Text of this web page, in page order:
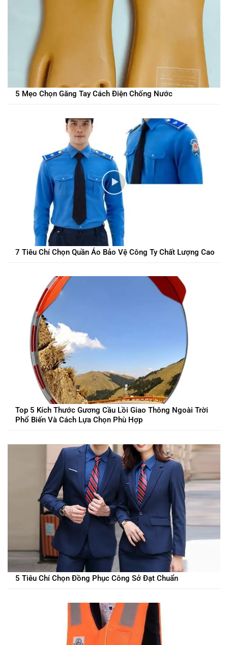
5 Mẹo Chọn Găng Tay Cách Điện Chống Nước
7 Tiêu Chí Chọn Quần Áo Bảo Vệ Công Ty Chất Lượng Cao
Top 5 Kích Thước Gương Cầu Lồi Giao Thông Ngoài Trời
Phổ Biến Và Cách Lựa Chọn Phù Hợp
5 Tiêu Chí Chọn Đồng Phục Công Sở Đạt Chuẩn